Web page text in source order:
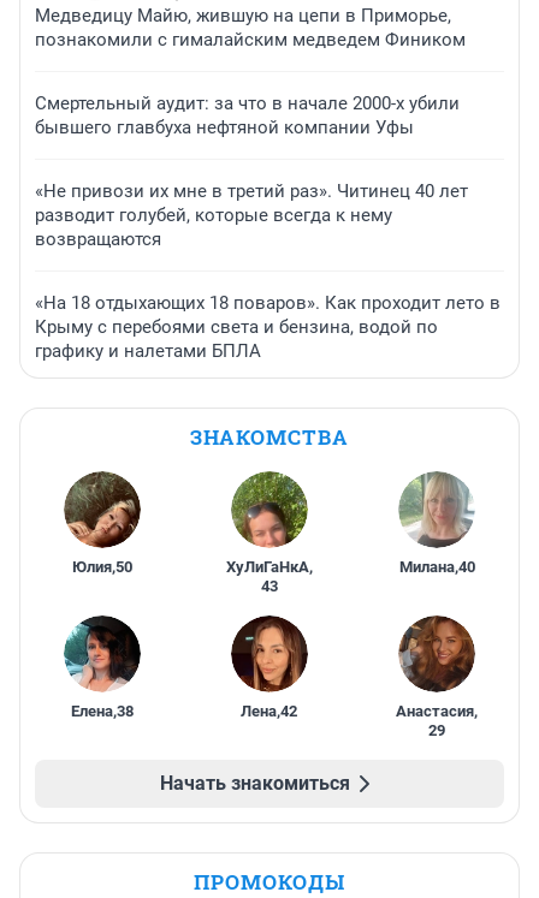
Медведицу Майю, жившую на цепи в Приморье,
познакомили с гималайским медведем Фиником
Смертельный аудит: за что в начале 2000-х убили
бывшего главбуха нефтяной компании Уфы
«Не привози их мне в третий раз». Читинец 40 лет
разводит голубей, которые всегда к нему
возвращаются
«На 18 отдыхающих 18 поваров». Как проходит лето в
Крыму с перебоями света и бензина, водой по
графику и налетами БПЛА
ЗНАКОМСТВА
Юлия,50 ХуЛиГаНкА,
43
Милана,40
Елена,38 Лена,42 Анастасия,
29
Начать знакомиться
ПРОМОКОДЫ